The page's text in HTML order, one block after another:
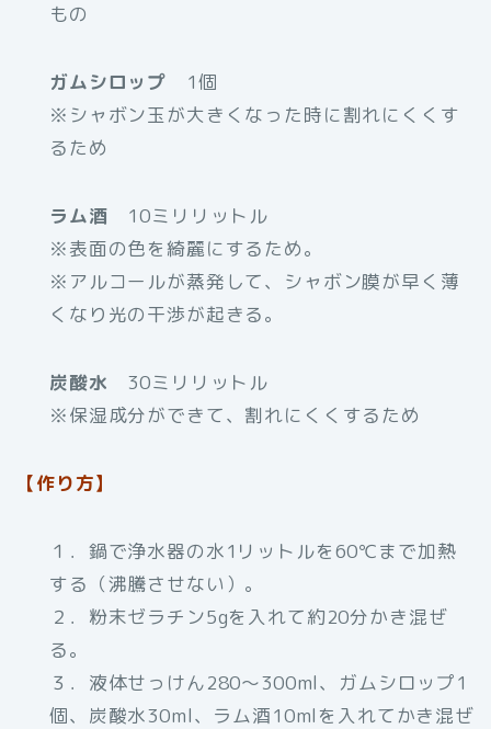
もの
ガムシロップ 1個
※シャボン玉が大きくなった時に割れにくくす
るため
ラム酒 10ミリリットル
※表面の色を綺麗にするため。
※アルコールが蒸発して、シャボン膜が早く薄
くなり光の干渉が起きる。
炭酸水 30ミリリットル
※保湿成分ができて、割れにくくするため
【作り方】
１．鍋で浄水器の水1リットルを60℃まで加熱
する（沸騰させない）。
２．粉末ゼラチン5gを入れて約20分かき混ぜ
る。
３．液体せっけん280～300ml、ガムシロップ1
個、炭酸水30ml、ラム酒10mlを入れてかき混ぜ